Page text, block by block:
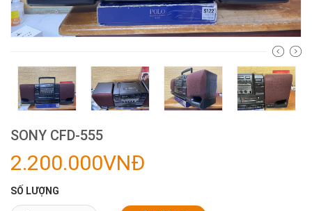
SONY CFD-555
2.200.000VNĐ
SỐ LƯỢNG